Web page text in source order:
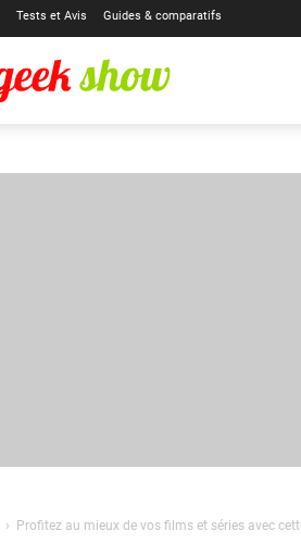
Tests et Avis Guides & comparatifs
Profitez au mieux de vos films et séries avec